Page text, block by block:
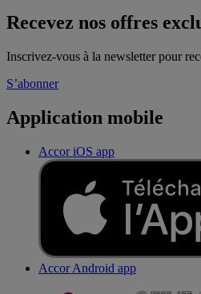
Recevez nos offres
Inscrivez-vous à la newsletter pour
S’abonner
Application mobile
Accor iOS app
Accor Android app